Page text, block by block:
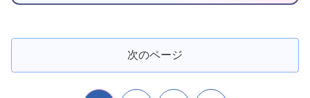
次のページ